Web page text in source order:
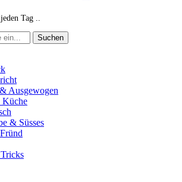
Tag ..
Ausgewogen
Küche
& Süsses